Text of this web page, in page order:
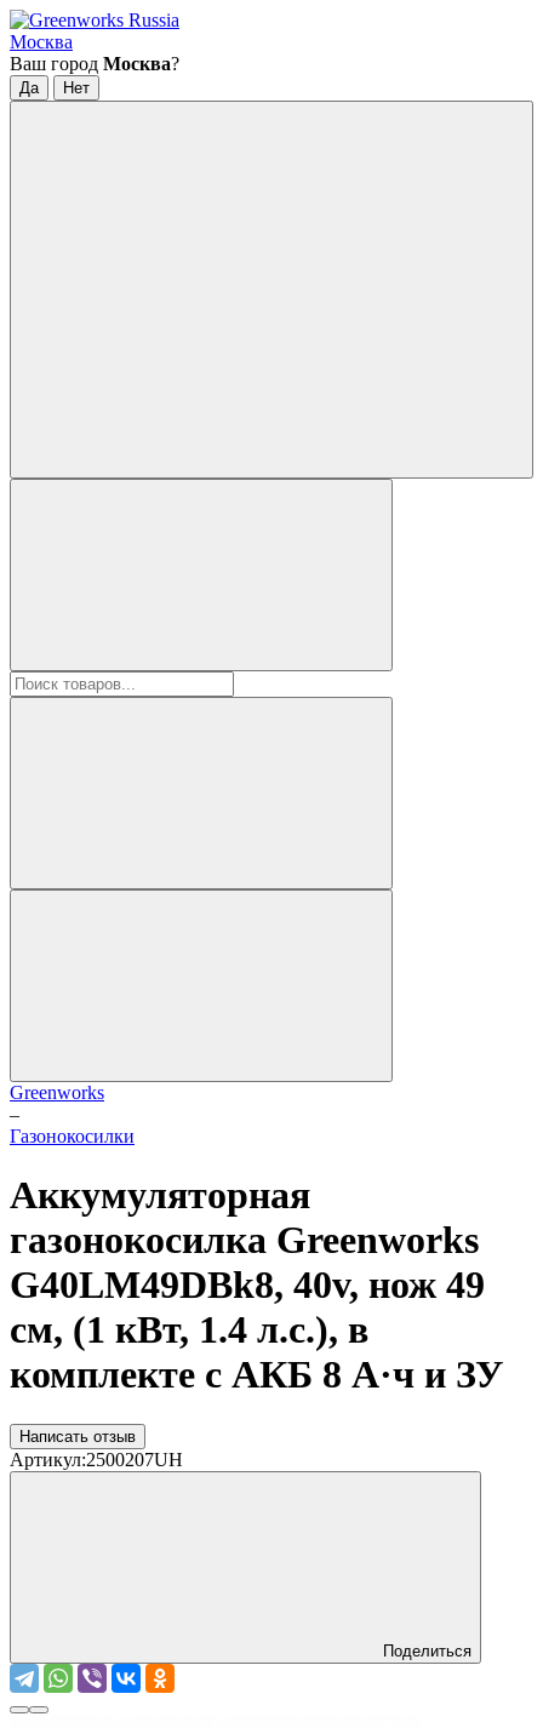
Москва
Ваш город Москва?
Greenworks
–
Газонокосилки
Аккумуляторная
газонокосилка Greenworks
G40LM49DBk8, 40v, нож 49
см, (1 кВт, 1.4 л.с.), в
комплекте с АКБ 8 А·ч и ЗУ
Написать отзыв
Артикул:2500207UH
Поделиться